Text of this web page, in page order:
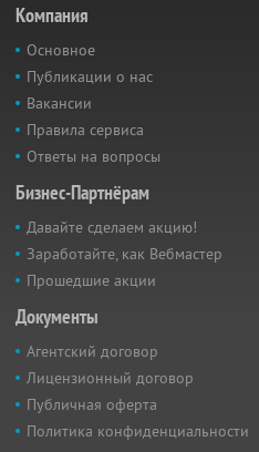
Компания
Основное
Публикации о нас
Вакансии
Правила сервиса
Ответы на вопросы
Бизнес-Партнёрам
Давайте сделаем акцию!
Заработайте, как Вебмастер
Прошедшие акции
Документы
Агентский договор
Лицензионный договор
Публичная оферта
Политика конфиденциальности